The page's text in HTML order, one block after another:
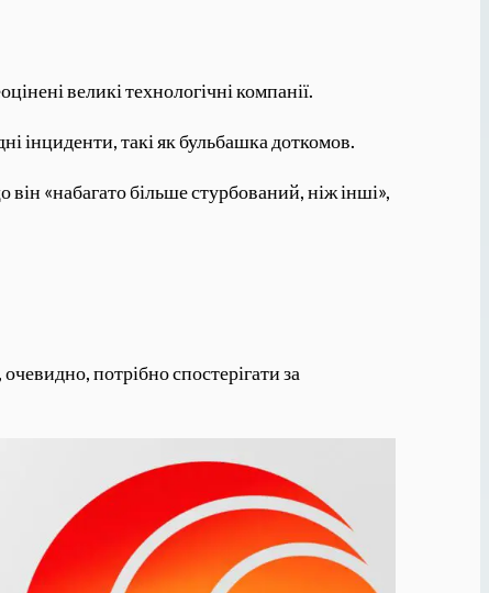
великі технологічні компанії.
інциденти, такі як бульбашка доткомов.
«набагато більше стурбований, ніж інші»,
потрібно спостерігати за